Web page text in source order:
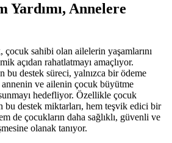
Yardımı, Annelere
çocuk sahibi olan ailelerin yaşamlarını
açıdan rahatlatmayı amaçlıyor.
bu destek süreci, yalnızca bir ödeme
ve ailenin çocuk büyütme
hedefliyor. Özellikle çocuk
bu destek miktarları, hem teşvik edici bir
de çocukların daha sağlıklı, güvenli ve
olanak tanıyor.